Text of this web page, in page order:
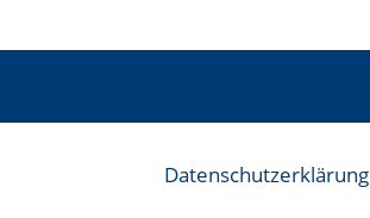
Datenschutzerklärung